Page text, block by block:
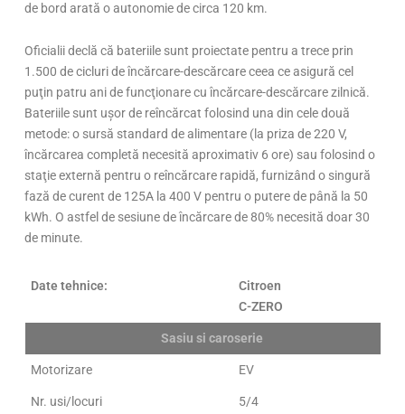
de bord arată o autonomie de circa 120 km.
Oficialii declă că bateriile sunt proiectate pentru a trece prin
1.500 de cicluri de încărcare-descărcare ceea ce asigură cel
puţin patru ani de funcţionare cu încărcare-descărcare zilnică.
Bateriile sunt uşor de reîncărcat folosind una din cele două
metode: o sursă standard de alimentare (la priza de 220 V,
încărcarea completă necesită aproximativ 6 ore) sau folosind o
staţie externă pentru o reîncărcare rapidă, furnizând o singură
fază de curent de 125A la 400 V pentru o putere de până la 50
kWh. O astfel de sesiune de încărcare de 80% necesită doar 30
de minute.
Date tehnice:
Citroen
C-ZERO
Sasiu si caroserie
Motorizare EV
Nr. usi/locuri 5/4